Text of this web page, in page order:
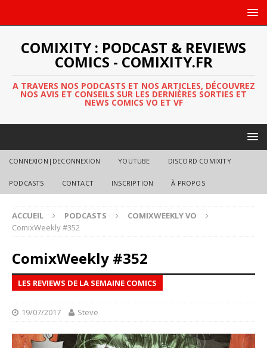
COMIXITY : PODCAST & REVIEWS
COMICS - COMIXITY.FR
A TRAVERS NOS PODCASTS ET NOS ARTICLES, DÉCOUVREZ
NOS AVIS ET CONSEILS SUR LES DERNIÈRES SORTIES ET
NEWS COMICS VO ET VF
CONNEXION|DECONNEXION YOUTUBE DISCORD COMIXITY
PODCASTS CONTACT INSCRIPTION À PROPOS
ACCUEIL PODCASTS
COMIXWEEKLY VO
ComixWeekly #352
ComixWeekly #352
LES REVIEWS DE LA SEMAINE COMICS
19/07/2017 Steve